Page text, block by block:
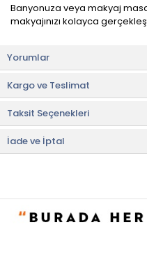
Banyonuza veya makyaj
makyajınızı kolayca
yapmanıza olanak tanır.
görebilmenizi sağlar ve
hassas olmasını sağlar.
Kullanım ve Bakım Bilgileri
• Nemli bez ile temizlenebilir.
• Not:Bu fiyat perakende
Yorumlar
Kargo ve Teslimat
Taksit Seçenekleri
İade ve İptal